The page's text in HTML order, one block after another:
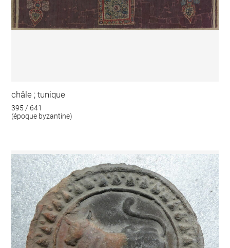
châle ; tunique
395 / 641
(époque byzantine)